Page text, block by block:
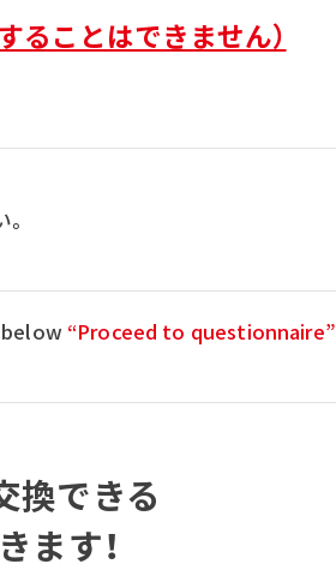
ることはできません）
“Proceed to questionnaire”
換できる
ます！